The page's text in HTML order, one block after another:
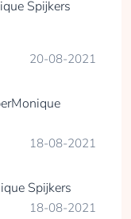
Spijkers
20-08-2021
Monique
18-08-2021
Spijkers
18-08-2021